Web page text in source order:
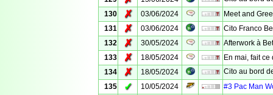
130
✗ 03/06/2024
Meet and
131
✗ 03/06/2024
Cito Franco
132
✗ 30/05/2024
Afterwork à
133
✗ 18/05/2024
En mai, fait
134
✗ 18/05/2024
Cito au bord
135
✓ 10/05/2024
#3 Pac Man